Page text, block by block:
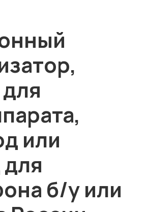
или
б/у или